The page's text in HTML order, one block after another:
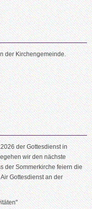
der Kirchengemeinde.
der Gottesdienst in
wir den nächste
der Sommerkirche feiern die
Gottesdienst an der